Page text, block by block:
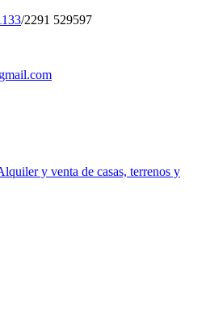
/2291 529597